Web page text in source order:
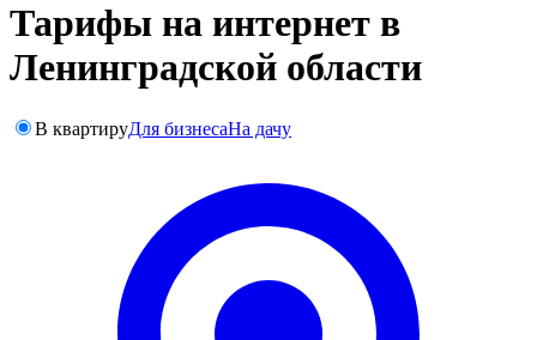
Тарифы на интернет в
Ленинградской области
В квартируДля бизнесаНа дачу